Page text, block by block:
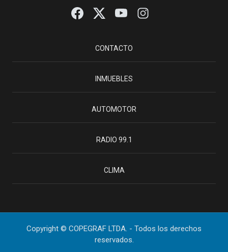
CONTACTO
INMUEBLES
AUTOMOTOR
RADIO 99.1
CLIMA
Copyright © COPEGRAF LTDA. - Todos los derechos
reservados.